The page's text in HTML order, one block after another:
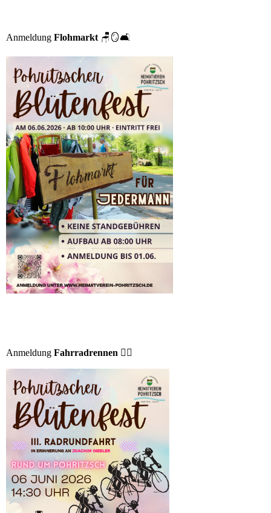
Anmeldung Flohmarkt 🪑🪞🛋️
Anmeldung Fahrradrennen 🚴‍♂️